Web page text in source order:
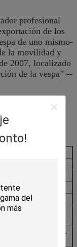
profesional
de los
de uno mismo-
la movilidad y
2007, localizado
de la vespa” --
70kg)
por hora
en 45km/h)
(60V); los 70-